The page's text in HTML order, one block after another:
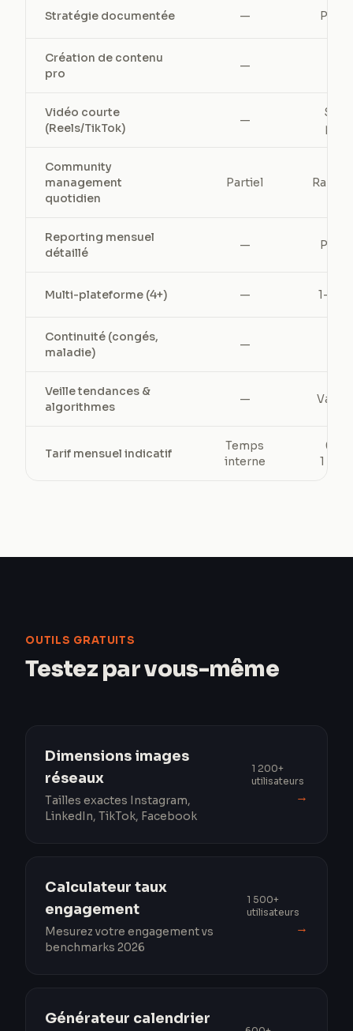
Stratégie documentée —
Création de contenu
pro
—
Vidéo courte
(Reels/TikTok)
—
Community
management
quotidien
Partiel
Reporting mensuel
détaillé
—
Multi-plateforme (4+) — 1–2
Continuité (congés,
maladie)
—
Veille tendances &
algorithmes
—
Tarif mensuel indicatif
Temps
interne
1 500
OUTILS GRATUITS
Testez par vous-même
Dimensions images
réseaux
Tailles exactes Instagram,
LinkedIn, TikTok, Facebook
1 200+
utilisateurs
→
Calculateur taux
engagement
Mesurez votre engagement vs
benchmarks 2026
1 500+
utilisateurs
→
Générateur calendrier